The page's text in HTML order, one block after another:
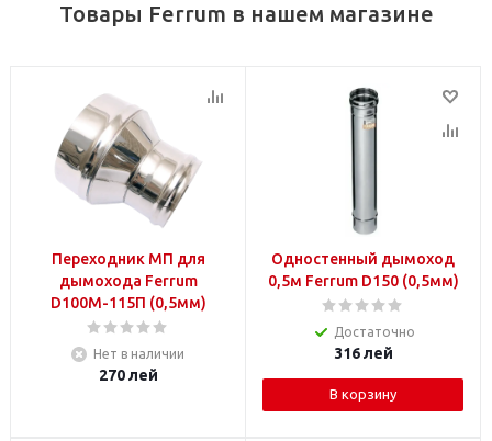
Товары Ferrum в нашем магазине
Переходник МП для
дымохода Ferrum
D100М-115П (0,5мм)
Нет в наличии
270лей
Одностенный дымоход
0,5м Ferrum D150 (0,5мм)
Достаточно
316лей
В корзину